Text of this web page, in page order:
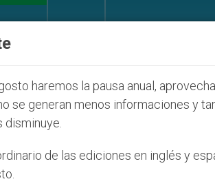
haremos la pausa anual,
se generan menos informaciones y
de las ediciones en inglés y